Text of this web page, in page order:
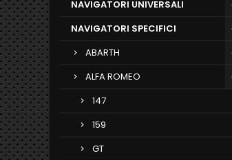
NAVIGATORI UNIVERSALI
NAVIGATORI SPECIFICI
ABARTH
ALFA ROMEO
147
159
GT